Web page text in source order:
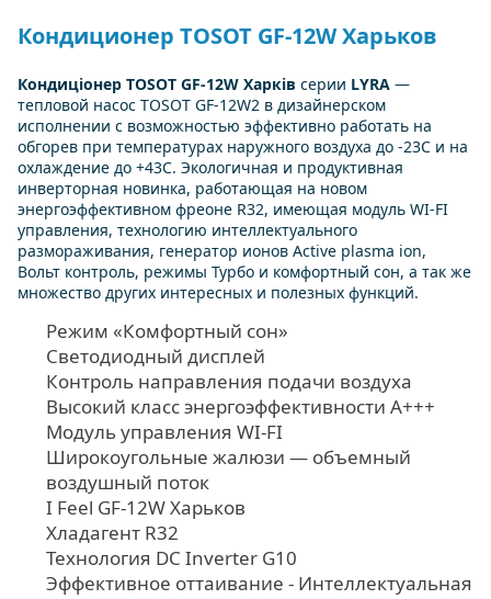
Кондиционер TOSOT GF-12W Харьков
Кондиціонер TOSOT GF-12W Харків серии LYRA —
тепловой насос TOSOT GF-12W2 в дизайнерском
исполнении с возможностью эффективно работать на
обгорев при температурах наружного воздуха до -23С и на
охлаждение до +43С. Экологичная и продуктивная
инверторная новинка, работающая на новом
энергоэффективном фреоне R32, имеющая модуль WI-FI
управления, технологию интеллектуального
размораживания, генератор ионов Active plasma ion,
Вольт контроль, режимы Турбо и комфортный сон, а так же
множество других интересных и полезных функций.
Режим «Комфортный сон»
Светодиодный дисплей
Контроль направления подачи воздуха
Высокий класс энергоэффективности A+++
Модуль управления WI-FI
Широкоугольные жалюзи — объемный
воздушный поток
I Feel GF-12W Харьков
Хладагент R32
Технология DC Inverter G10
Эффективное оттаивание - Интеллектуальная